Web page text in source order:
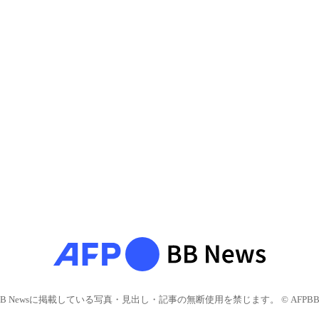
Newsに掲載している写真・見出し・記事の無断使用を禁じます。 © AFPBB